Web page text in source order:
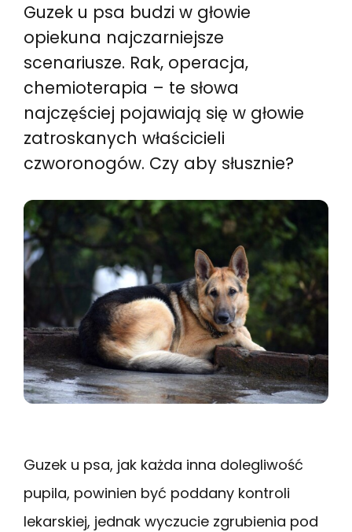
Guzek u psa budzi w głowie
opiekuna najczarniejsze
scenariusze. Rak, operacja,
chemioterapia – te słowa
najczęściej pojawiają się w głowie
zatroskanych właścicieli
czworonogów. Czy aby słusznie?
Guzek u psa, jak każda inna dolegliwość
pupila, powinien być poddany kontroli
lekarskiej, jednak wyczucie zgrubienia pod